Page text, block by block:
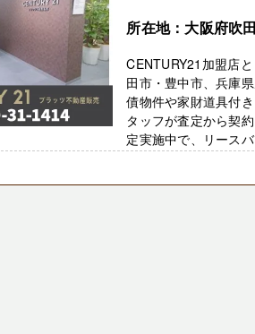
所在地：大阪府吹
CENTURY21加盟店
田市・豊中市、兵庫
債物件や家財道具付
タッフが査定から契
定実施中で、リース